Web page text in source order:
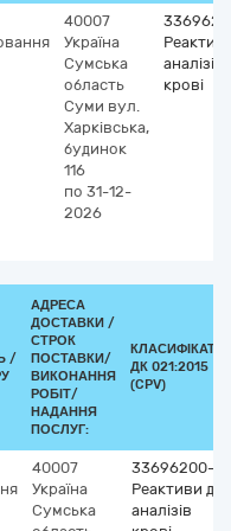
40007
Україна
Сумська
область
Суми вул.
Харківська,
будинок
116
по 31-12-
2026
аналізів
крові
/
АДРЕСА
ДОСТАВКИ /
СТРОК
ПОСТАВКИ/
ВИКОНАННЯ
РОБІТ/
НАДАННЯ
ПОСЛУГ:
ДК 021:2015
(CPV)
40007
Україна
Сумська
33696200-7
Реактиви для
аналізів